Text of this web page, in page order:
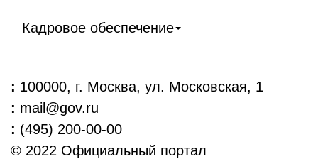
Кадровое обеспечение
: 100000, г. Москва, ул. Московская, 1
: mail@gov.ru
: (495) 200-00-00
© 2022 Официальный портал